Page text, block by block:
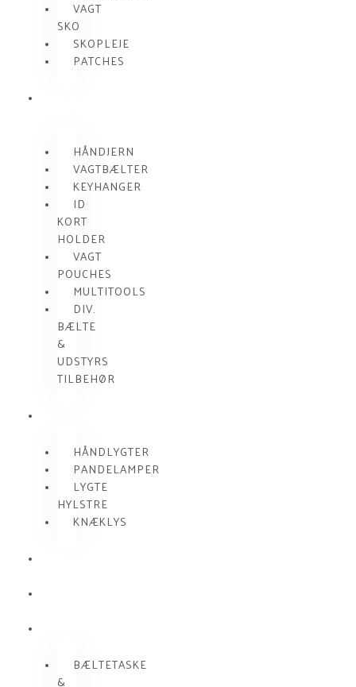
VAGT
SKO
SKOPLEJE
PATCHES
HÅNDJERN
VAGTBÆLTER
KEYHANGER
ID
KORT
HOLDER
VAGT
POUCHES
MULTITOOLS
DIV.
BÆLTE
&
UDSTYRS
TILBEHØR
HÅNDLYGTER
PANDELAMPER
LYGTE
HYLSTRE
KNÆKLYS
BÆLTETASKE
&